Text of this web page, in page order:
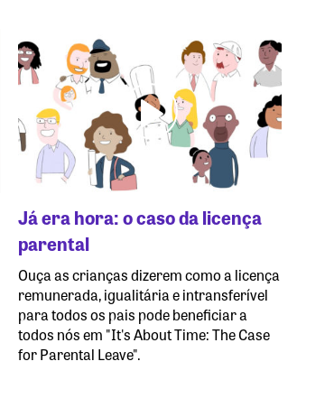
Já era hora: o caso da licença
parental
Ouça as crianças dizerem como a licença
remunerada, igualitária e intransferível
para todos os pais pode beneficiar a
todos nós em "It's About Time: The Case
for Parental Leave".